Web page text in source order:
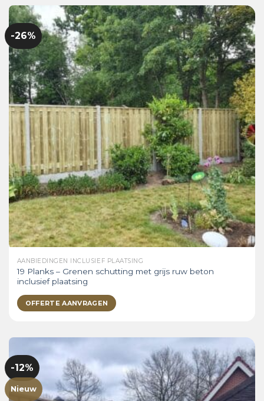
-26%
AANBIEDINGEN INCLUSIEF PLAATSING
19 Planks – Grenen schutting met grijs ruw beton
inclusief plaatsing
OFFERTE AANVRAGEN
-12%
Nieuw